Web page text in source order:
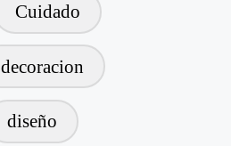
Cuidado
decoracion
diseño